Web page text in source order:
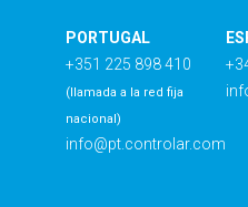
PORTUGAL
+351 225 898 410
(llamada a la red fija
nacional)
info@pt.controlar.com